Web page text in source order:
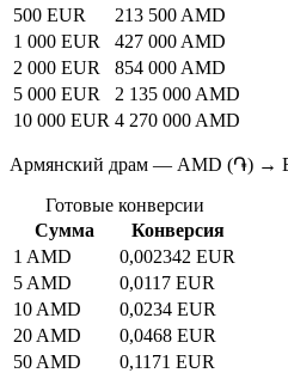
500 EUR
213 500 AMD
1 000 EUR
427 000 AMD
2 000 EUR
854 000 AMD
5 000 EUR
2 135 000 AMD
10 000 EUR 4 270 000 AMD
Армянский драм — AMD (֏) →
Готовые конверсии
Сумма
Конверсия
1 AMD
0,002342 EUR
5 AMD
0,0117 EUR
10 AMD
0,0234 EUR
20 AMD
0,0468 EUR
50 AMD
0,1171 EUR